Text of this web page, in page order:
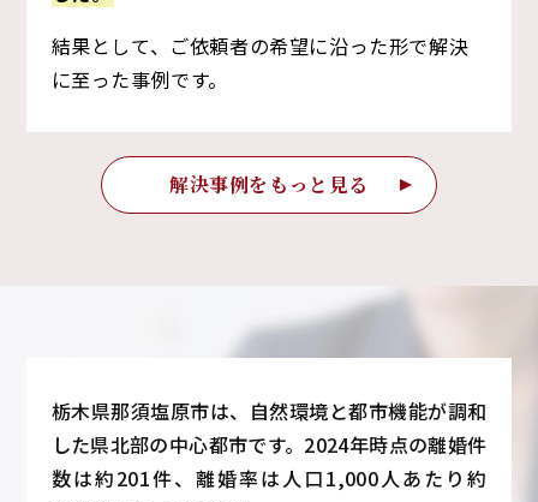
結果として、ご依頼者の希望に沿った形で解決
に至った事例です。
解決事例をもっと見る
栃木県那須塩原市は、自然環境と都市機能が調和
した県北部の中心都市です。2024年時点の離婚件
数は約201件、離婚率は人口1,000人あたり約